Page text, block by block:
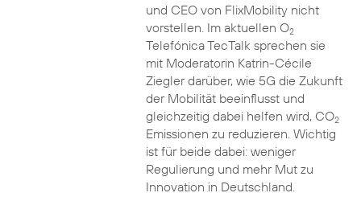
und CEO von FlixMobility nicht
vorstellen. Im aktuellen O2
Telefónica TecTalk sprechen sie
mit Moderatorin Katrin-Cécile
Ziegler darüber, wie 5G die Zukunft
der Mobilität beeinflusst und
gleichzeitig dabei helfen wird, CO2
Emissionen zu reduzieren. Wichtig
ist für beide dabei: weniger
Regulierung und mehr Mut zu
Innovation in Deutschland.